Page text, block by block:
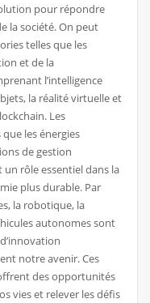
pour répondre
la société. On peut
telles que les
et de la
l’intelligence
la réalité virtuelle et
Les
les énergies
de gestion
rôle essentiel dans la
plus durable. Par
la robotique, la
autonomes sont
notre avenir. Ces
des opportunités
vies et relever les défis